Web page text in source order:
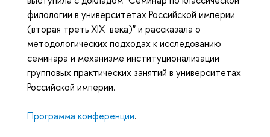
филологии в университетах Российской империи
(вторая треть XIX века)" и рассказала о
методологических подходах к исследованию
семинара и механизме институционализации
групповых практических занятий в университетах
Российской империи.
Программа конференции.